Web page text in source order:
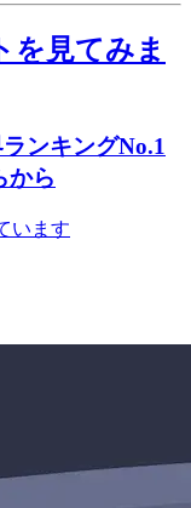
を見てみま
ンキングNo.1
から
います